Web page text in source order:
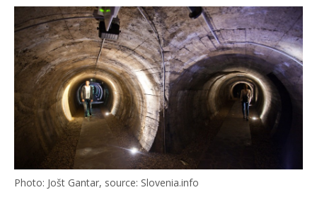
Photo: Jošt Gantar, source: Slovenia.info